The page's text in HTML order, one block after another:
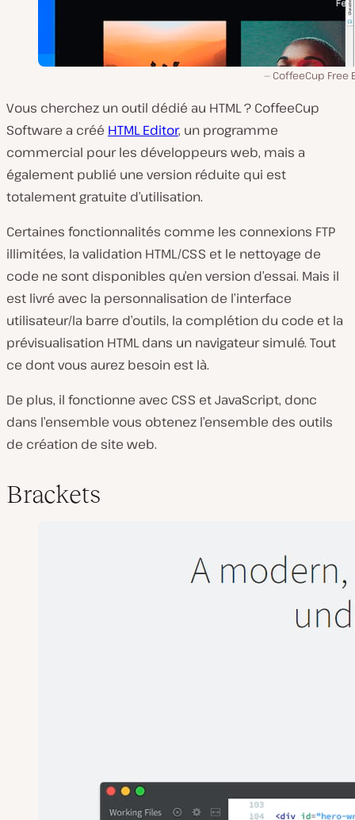
CoffeeCup Free
Vous cherchez un outil dédié au HTML ? CoffeeCup
Software a créé HTML Editor, un programme
commercial pour les développeurs web, mais a
également publié une version réduite qui est
totalement gratuite d’utilisation.
Certaines fonctionnalités comme les connexions FTP
illimitées, la validation HTML/CSS et le nettoyage de
code ne sont disponibles qu’en version d’essai. Mais il
est livré avec la personnalisation de l’interface
utilisateur/la barre d’outils, la complétion du code et la
prévisualisation HTML dans un navigateur simulé. Tout
ce dont vous aurez besoin est là.
De plus, il fonctionne avec CSS et JavaScript, donc
dans l’ensemble vous obtenez l’ensemble des outils
de création de site web.
Brackets